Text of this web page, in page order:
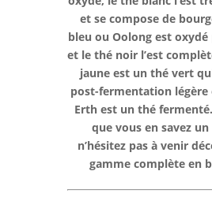
et se compose de
bleu ou Oolong est
et le thé noir l’est
jaune est un thé vert
post-fermentation légère
Erth est un thé fermenté.
que vous en savez
n’hésitez pas à venir
gamme complète en